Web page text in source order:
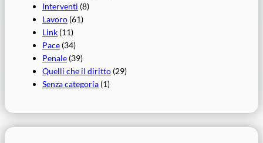
Interventi (8)
Lavoro (61)
Link (11)
Pace (34)
Penale (39)
Quelli che il diritto (29)
Senza categoria (1)